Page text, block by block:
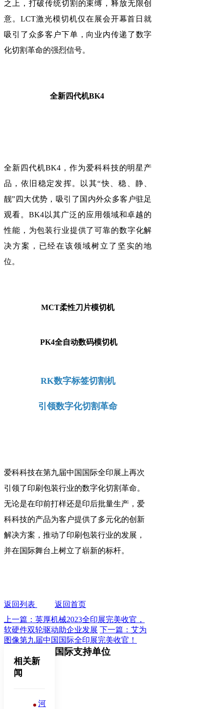
之上，打破传统切割的束缚，释放无限创
意。LCT激光模切机仅在展会开幕首日就
吸引了众多客户下单，向业内传递了数字
化切割革命的强烈信号。
全新四代机BK4
全新四代机BK4，作为爱科科技的明星产
品，依旧稳定发挥。以其“快、稳、静、
靓”四大优势，吸引了国内外众多客户驻足
观看。BK4以其广泛的应用领域和卓越的
性能，为包装行业提供了可靠的数字化解
决方案，已经在该领域树立了坚实的地
位。
MCT柔性刀片模切机
PK4全自动数码模切机
RK数字标签切割机
引领数字化切割革命
爱科科技在第九届中国国际全印展上再次
引领了印刷包装行业的数字化切割革命。
无论是在印前打样还是印后批量生产，爱
科科技的产品为客户提供了多元化的创新
解决方案，推动了印刷包装行业的发展，
并在国际舞台上树立了崭新的标杆。
返回列表
返回首页
上一篇：英厚机械2023全印展完美收官，
软硬件双轮驱动助企业发展 下一篇：艾为
图像第九届中国国际全印展完美收官！
相关新
闻
河
国际支持单位